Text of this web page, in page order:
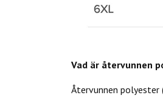
Vad är återvunnen
Återvunnen